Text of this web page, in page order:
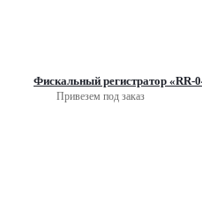
Фискальный регистратор
Привезем под заказ